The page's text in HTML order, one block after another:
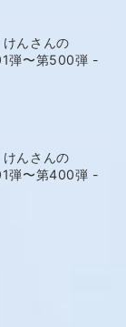
んさんの
弾〜第500弾 -
んさんの
弾〜第400弾 -